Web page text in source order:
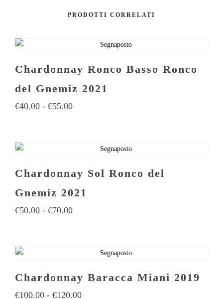
PRODOTTI CORRELATI
Chardonnay Ronco Basso Ronco
del Gnemiz 2021
€40.00 - €55.00
Chardonnay Sol Ronco del
Gnemiz 2021
€50.00 - €70.00
Chardonnay Baracca Miani 2019
€100.00 - €120.00